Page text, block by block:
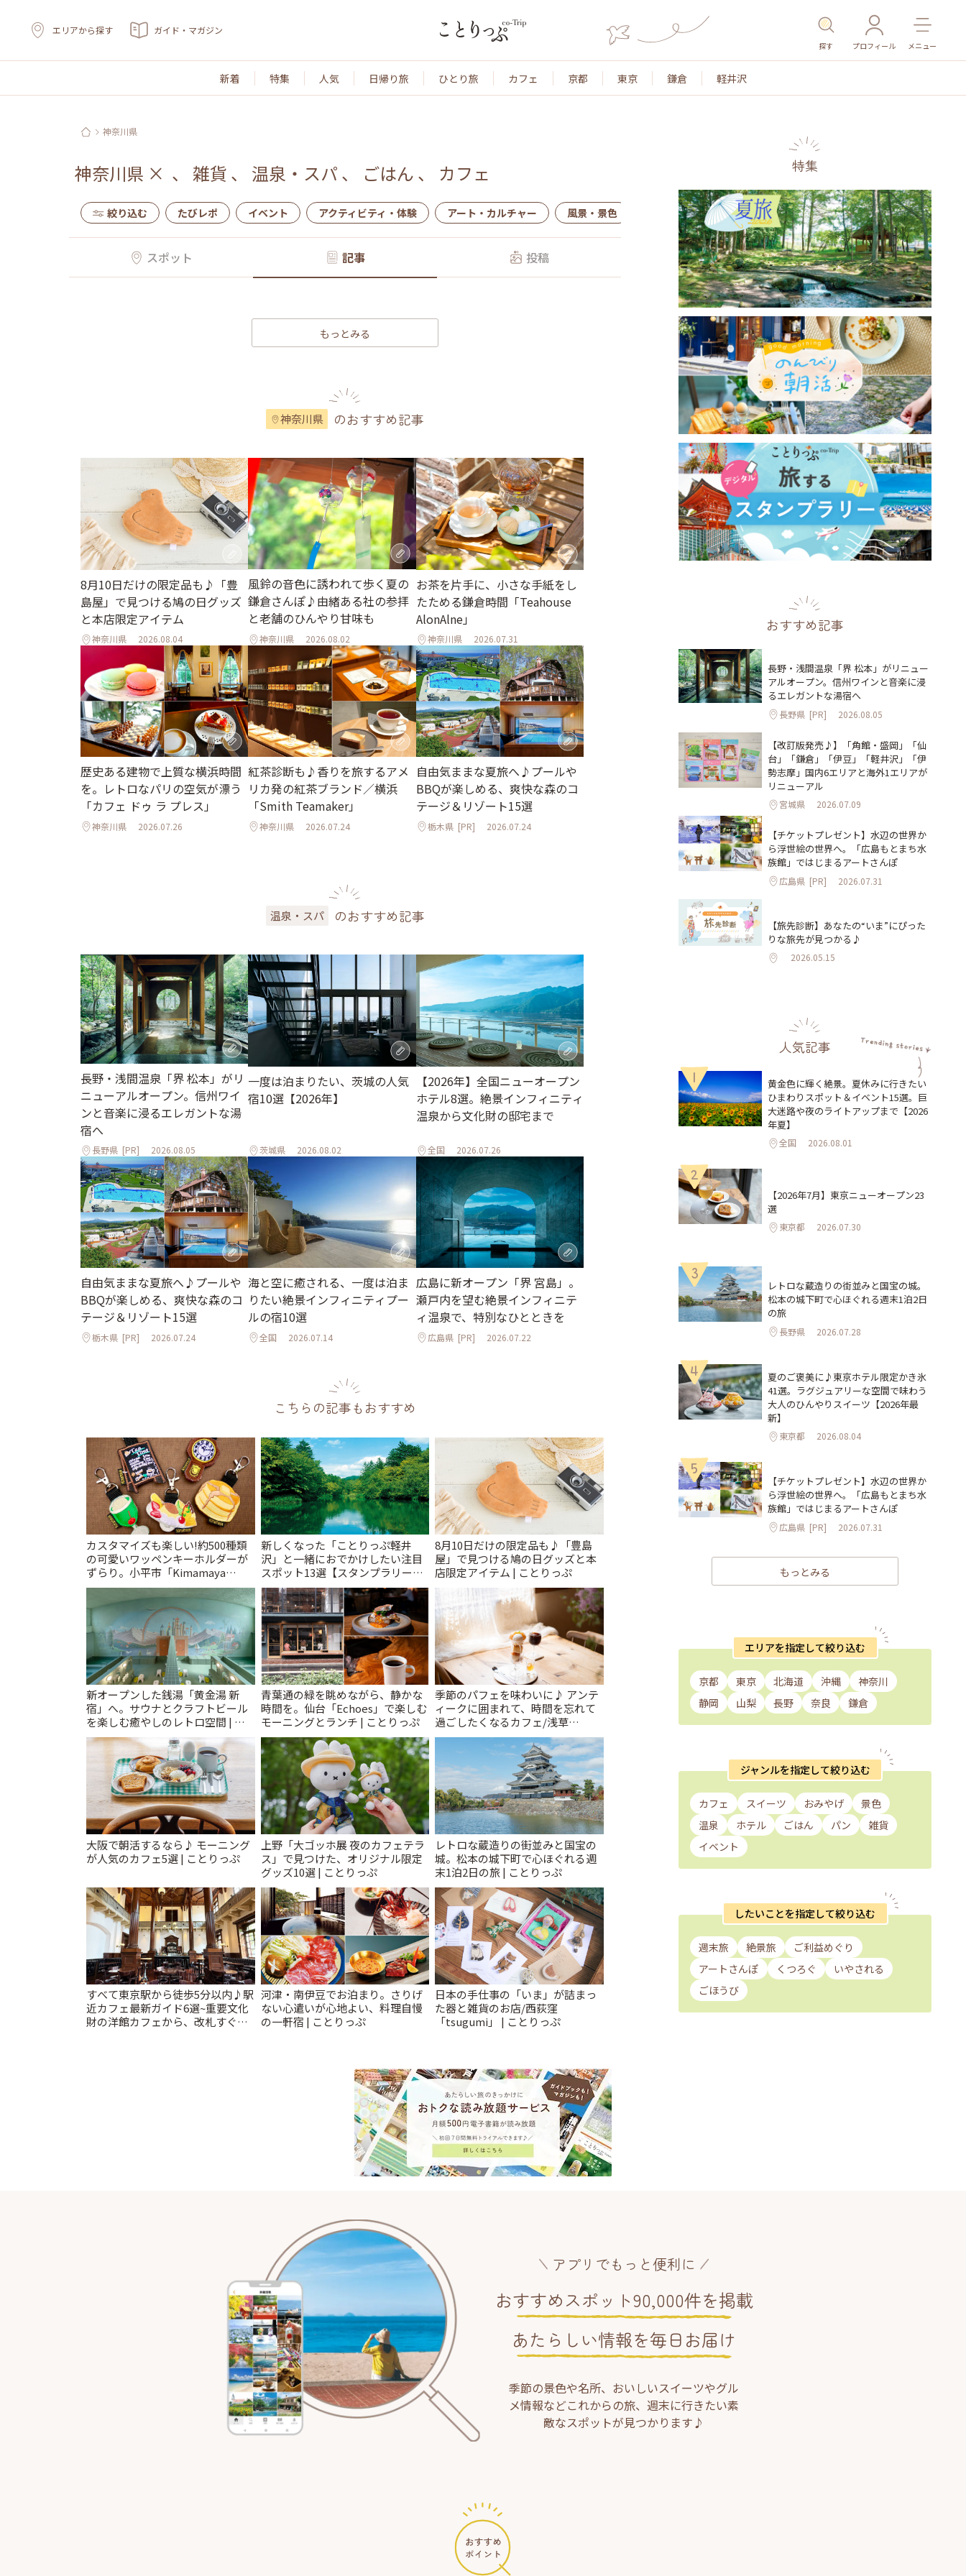
エリアから探す ガイド・マガジン
探す プロフィール メニュー
新着 特集 人気 日帰り旅 ひとり旅 カフェ 京都 東京 鎌倉 軽井沢
神奈川県
神奈川県 × 、 雑貨 、 温泉・スパ 、 ごはん 、 カフェ
絞り込む たびレポ イベント アクティビティ・体験 アート・カルチャー 風景・景色 名所・旧跡 温泉・スパ その他施設 ごはん
スポット 記事 投稿
もっとみる
神奈川県 のおすすめ記事
8月10日だけの限定品も♪「豊
島屋」で見つける鳩の日グッズ
と本店限定アイテム
神奈川県 2026.08.04
風鈴の音色に誘われて歩く夏の
鎌倉さんぽ♪由緒ある社の参拝
と老舗のひんやり甘味も
神奈川県 2026.08.02
お茶を片手に、小さな手紙をし
たためる鎌倉時間「Teahouse
AlonAlne」
神奈川県 2026.07.31
歴史ある建物で上質な横浜時間
を。レトロなパリの空気が漂う
「カフェ ドゥ ラ プレス」
神奈川県 2026.07.26
紅茶診断も♪香りを旅するアメ
リカ発の紅茶ブランド／横浜
「Smith Teamaker」
神奈川県 2026.07.24
自由気ままな夏旅へ♪プールや
BBQが楽しめる、爽快な森のコ
テージ＆リゾート15選
栃木県[PR] 2026.07.24
温泉・スパ のおすすめ記事
長野・浅間温泉「界 松本」がリ
ニューアルオープン。信州ワイ
ンと音楽に浸るエレガントな湯
宿へ
長野県 [PR] 2026.08.05
一度は泊まりたい、茨城の人気
宿10選【2026年】
茨城県 2026.08.02
【2026年】全国ニューオープン
ホテル8選。絶景インフィニティ
温泉から文化財の邸宅まで
全国 2026.07.26
自由気ままな夏旅へ♪プールや
BBQが楽しめる、爽快な森のコ
テージ＆リゾート15選
栃木県 [PR] 2026.07.24
海と空に癒される、一度は泊ま
りたい絶景インフィニティプー
ルの宿10選
全国 2026.07.14
広島に新オープン「界 宮島」。
瀬戸内を望む絶景インフィニテ
ィ温泉で、特別なひとときを
広島県[PR] 2026.07.22
こちらの記事もおすすめ
カスタマイズも楽しい!約500種類
の可愛いワッペンキーホルダーが
ずらり。小平市「Kimamaya
T&K」 | ことりっぷ
新しくなった「ことりっぷ軽井
沢」と一緒におでかけしたい注目
スポット13選【スタンプラリー開
催中】 | ことりっぷ
8月10日だけの限定品も♪「豊島
屋」で見つける鳩の日グッズと本
店限定アイテム | ことりっぷ
新オープンした銭湯「黄金湯 新
宿」へ。サウナとクラフトビール
を楽しむ癒やしのレトロ空間 | こ
とりっぷ
青葉通の緑を眺めながら、静かな
時間を。仙台「Echoes」で楽しむ
モーニングとランチ | ことりっぷ
季節のパフェを味わいに♪ アンテ
ィークに囲まれて、時間を忘れて
過ごしたくなるカフェ/浅草
「annorum cafe」 | ことりっぷ
大阪で朝活するなら♪ モーニング
が人気のカフェ5選 | ことりっぷ
上野「大ゴッホ展 夜のカフェテラ
ス」で見つけた、オリジナル限定
グッズ10選 | ことりっぷ
レトロな蔵造りの街並みと国宝の
城。松本の城下町で心ほぐれる週
末1泊2日の旅 | ことりっぷ
すべて東京駅から徒歩5分以内♪駅
近カフェ最新ガイド6選~重要文化
財の洋館カフェから、改札すぐの
河津・南伊豆でお泊まり。さりげ
ない心遣いが心地よい、料理自慢
の一軒宿 | ことりっぷ
日本の手仕事の「いま」が詰まっ
た器と雑貨のお店/西荻窪
「tsugumi」 | ことりっぷ
特集
おすすめ記事
長野・浅間温泉「界 松本」がリニュー
アルオープン。信州ワインと音楽に浸
るエレガントな湯宿へ
長野県 [PR] 2026.08.05
【改訂版発売♪】「角館・盛岡」「仙
台」「鎌倉」「伊豆」「軽井沢」「伊
勢志摩」国内6エリアと海外1エリアが
リニューアル
宮城県 2026.07.09
【チケットプレゼント】水辺の世界か
ら浮世絵の世界へ。「広島もとまち水
族館」ではじまるアートさんぽ
広島県 [PR] 2026.07.31
【旅先診断】あなたの“いま”にぴった
りな旅先が見つかる♪
2026.05.15
人気記事
1
黄金色に輝く絶景。夏休みに行きたい
ひまわりスポット＆イベント15選。巨
大迷路や夜のライトアップまで【2026
年夏】
全国 2026.08.01
2
【2026年7月】東京ニューオープン23
選
東京都 2026.07.30
3
レトロな蔵造りの街並みと国宝の城。
松本の城下町で心ほぐれる週末1泊2日
の旅
長野県 2026.07.28
4
夏のご褒美に♪東京ホテル限定かき氷
41選。ラグジュアリーな空間で味わう
大人のひんやりスイーツ【2026年最
新】
東京都 2026.08.04
5
【チケットプレゼント】水辺の世界か
ら浮世絵の世界へ。「広島もとまち水
族館」ではじまるアートさんぽ
広島県 [PR] 2026.07.31
もっとみる
エリアを指定して絞り込む
京都 東京 北海道 沖縄
神奈川
静岡
山梨 長野 奈良 鎌倉
ジャンルを指定して絞り込む
カフェ スイーツ おみやげ
景色
温泉
ホテル ごはん パン
雑貨
イベント
したいことを指定して絞り込む
週末旅 絶景旅
ご利益めぐり
アートさんぽ
くつろぐ
いやされる
ごほうび
アプリでもっと便利に
おすすめスポット90,000件を掲載
あたらしい情報を毎日お届け
季節の景色や名所、おいしいスイーツやグル
メ情報などこれからの旅、週末に行きたい素
敵なスポットが見つかります♪